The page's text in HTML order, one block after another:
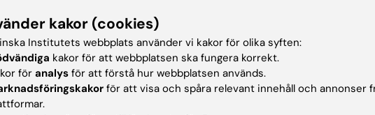
Arbetsformer
Undervisningen utgår ifrån ett problemorienterat och kollaborativt
på lärande där arbetsformerna ger förutsättning för att
tar ansvar för sitt lärande. De arbetsformer som används är
kakor (cookies)
Institutets webbplats använder vi kakor för olika syften:
kakor för att webbplatsen ska fungera korrekt.
föranalys för att förstå hur webbplatsen används.
för att visa och spåra relevant innehåll och annonser